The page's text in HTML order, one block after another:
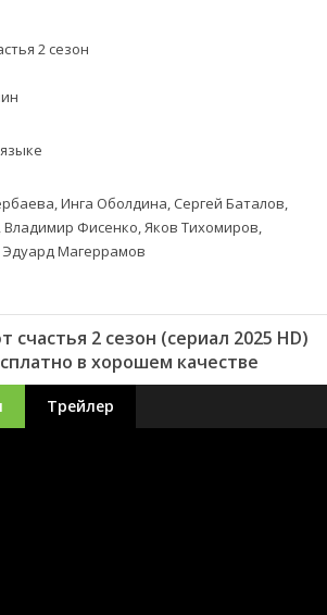
2 сезон
Инга Оболдина, Сергей Баталов,
Фисенко, Яков Тихомиров,
Магеррамов
2 сезон (сериал 2025 HD)
в хорошем качестве
Трейлер